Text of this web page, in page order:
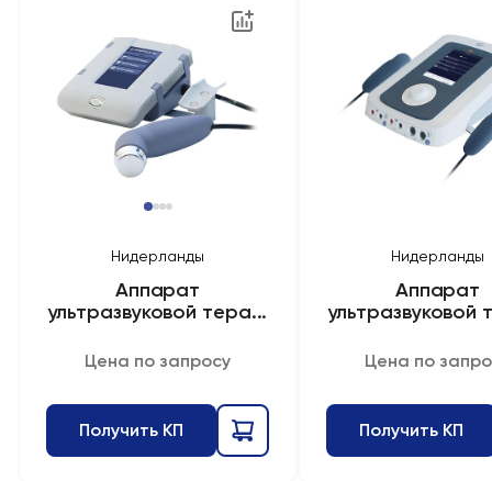
Аппарат
ультразвуковой тера...
Нидерланды
Цена по запросу
Получить КП
Аппарат
ультразвуковой
Нидерланды
Цена по
Получить КП